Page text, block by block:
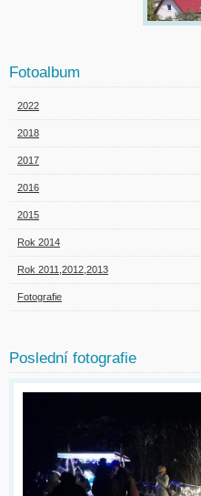
Fotoalbum
2022
2018
2017
2016
2015
Rok 2014
Rok 2011,2012,2013
Fotografie
Poslední fotografie